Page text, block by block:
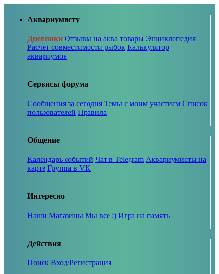
Аквариумисту
Дневники Отзывы на аква товары Энциклопедия
Расчет совместимости рыбок Калькулятор
аквариумов
Сервисы форума
Сообщения за сегодня Темы с моим участием Список
пользователей Правила
Общение
Календарь событий Чат в Telegram Аквариумисты на
карте Группа в VK
Интересно
Наши Магазины Мы все :) Игра на память
Действия
Поиск Вход/Регистрация